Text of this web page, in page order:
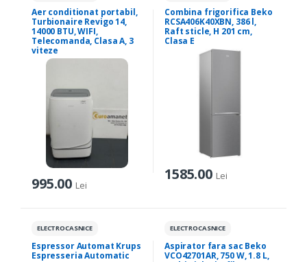
Aer conditionat portabil,
Turbionaire Revigo 14,
14000 BTU, WIFI,
Telecomanda, Clasa A, 3
viteze
995.00 Lei
Combina frigorifica Beko
RCSA406K40XBN, 386 l,
Raft sticle, H 201 cm,
Clasa E
1585.00 Lei
ELECTROCASNICE
Espressor Automat Krups
Espresseria Automatic
ELECTROCASNICE
Aspirator fara sac Beko
VCO42701AR, 750 W, 1.8 L,